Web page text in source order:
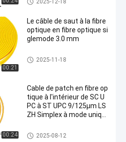
ptique
2025-12-18
00:21
Le câble de saut à la fibre
optique en fibre optique si
glemode 3.0 mm
Cordon de brassage à fibre opt
ique
2025-11-18
00:24
Cable de patch en fibre op
tique à l'intérieur de SC U
PC à ST UPC 9/125μm LS
ZH Simplex à mode uniqu
Cordon de brassage à fibre opt
ique
2025-08-12